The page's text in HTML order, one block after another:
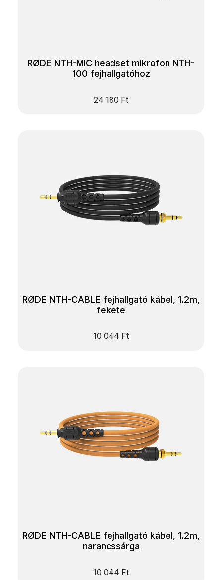
RØDE NTH-MIC headset mikrofon NTH-
100 fejhallgatóhoz
24 180 Ft
RØDE NTH-CABLE fejhallgató kábel, 1.2m,
fekete
10 044 Ft
RØDE NTH-CABLE fejhallgató kábel, 1.2m,
narancssárga
10 044 Ft